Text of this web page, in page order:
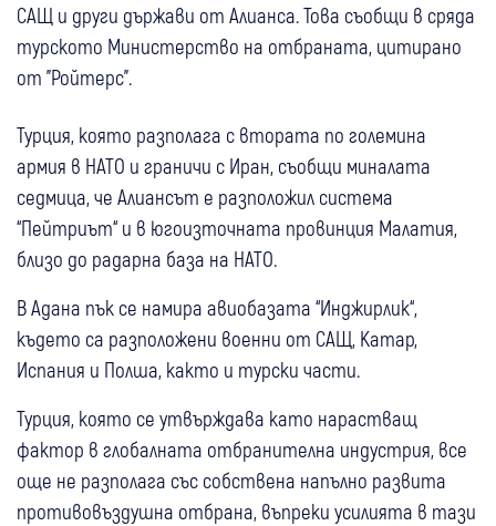
САЩ и други държави от Алианса. Това съобщи в сряда
турското Министерство на отбраната, цитирано
от "Ройтерс".
Турция, която разполага с втората по големина
армия в НАТО и граничи с Иран, съобщи миналата
седмица, че Алиансът е разположил система
“Пейтриът“ и в югоизточната провинция Малатия,
близо до радарна база на НАТО.
В Адана пък се намира авиобазата “Инджирлик“,
където са разположени военни от САЩ, Катар,
Испания и Полша, както и турски части.
Турция, която се утвърждава като нарастващ
фактор в глобалната отбранителна индустрия, все
още не разполага със собствена напълно развита
противовъздушна отбрана, въпреки усилията в тази